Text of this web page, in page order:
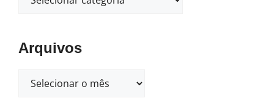
Arquivos